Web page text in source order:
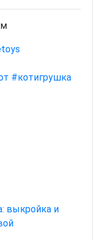
#котигрушка
выкройка и